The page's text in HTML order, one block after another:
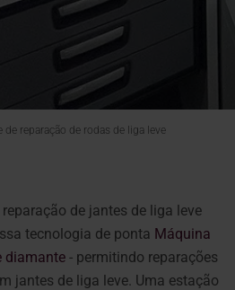
de reparação de rodas de liga leve
de jantes de liga leve
tecnologia de ponta Máquina
diamante - permitindo reparações
jantes de liga leve. Uma estação